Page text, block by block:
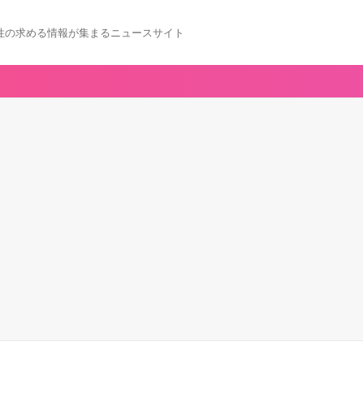
求める情報が集まるニュースサイト